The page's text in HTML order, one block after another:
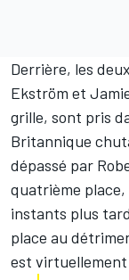
Derrière, les
Ekström et
grille, sont pris
Britannique
dépassé par
quatrième place,
instants plus
place au
est virtuellement